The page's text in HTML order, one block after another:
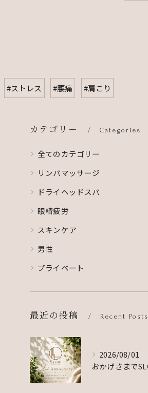
#ストレス #腰痛 #肩こり
カテゴリー Categories
全てのカテゴリー
リンパマッサージ
ドライヘッドスパ
眼精疲労
スキンケア
男性
プライベート
最近の投稿 Recent Posts
2026/08/01